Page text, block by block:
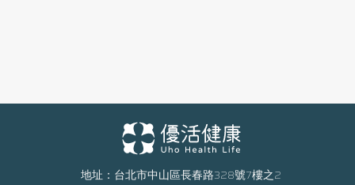
器，健保署黃兆杰組長舉例，疫情之下政府對遠距醫療、視訊診療
等都有相關推動與放寬。然數位健康技術的推動仍需法源、財政、
科技以及真實數據等共同並進。遠從英國來台與會的National
Institute for Health and Care Excellence(NICE)專家英國格拉斯哥大
「國家消除C肝政策綱領」，希望提早於2025年達成消除C肝的願
景。為了協助更多民眾及早發現與治療，政府擴大補助成人預防保
地址：台北市中山區長春路328號7樓之2